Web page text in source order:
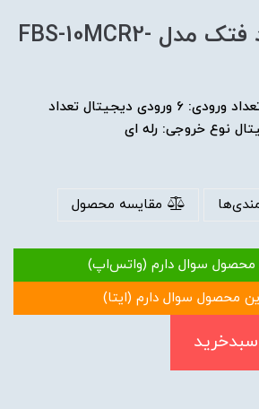
پی ال سی برند فتک مدل FBS-10MCR2-
ولتاژ تغذیه: 220VAC تعداد ورودی: 6 ورودی دیجیتال تعداد
مقایسه محصول
محصول سوال دارم (واتس‌اپ)
محصول سوال دارم (ایتا)